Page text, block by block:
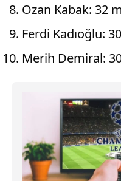
Ozan Kabak: 32
Ferdi Kadıoğlu:
Merih Demiral: